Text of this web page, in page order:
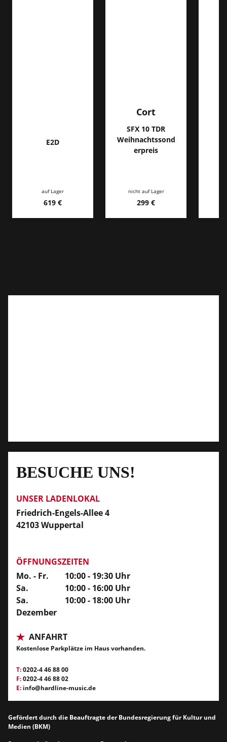
E2D
auf Lager
619 €
Cort
SFX 10 TDR
Weihnachtssond
erpreis
nicht auf Lager
299 €
BESUCHE UNS!
UNSER LADENLOKAL
Friedrich-Engels-Allee 4
42103 Wuppertal
ÖFFNUNGSZEITEN
Mo. - Fr.
10:00 - 19:30 Uhr
Sa.
10:00 - 16:00 Uhr
Sa.
Dezember
10:00 - 18:00 Uhr
ANFAHRT
Kostenlose Parkplätze im Haus vorhanden.
T:0202-4 46 88 00
F:0202-4 46 88 02
E: info@hardline-music.de
Gefördert durch die Beauftragte der Bundesregierung für Kultur und
Medien (BKM)